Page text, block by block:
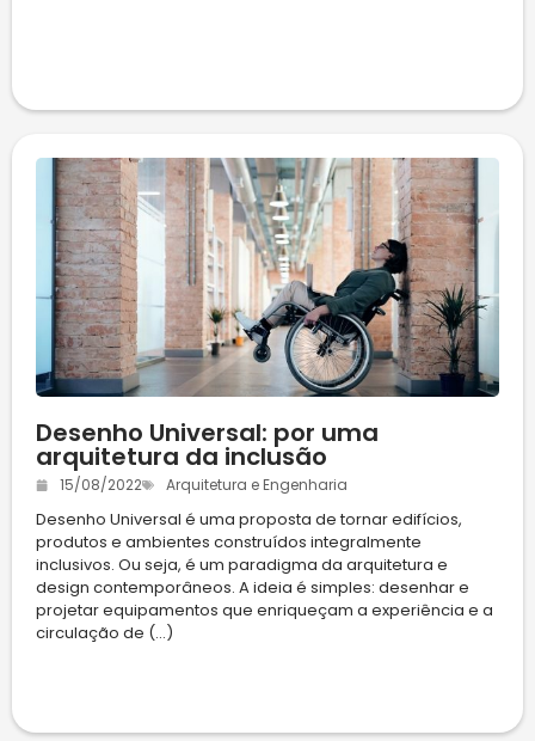
Desenho Universal: por uma
arquitetura da inclusão
15/08/2022 Arquitetura e Engenharia
Desenho Universal é uma proposta de tornar edifícios,
produtos e ambientes construídos integralmente
inclusivos. Ou seja, é um paradigma da arquitetura e
design contemporâneos. A ideia é simples: desenhar e
projetar equipamentos que enriqueçam a experiência e a
circulação de (...)